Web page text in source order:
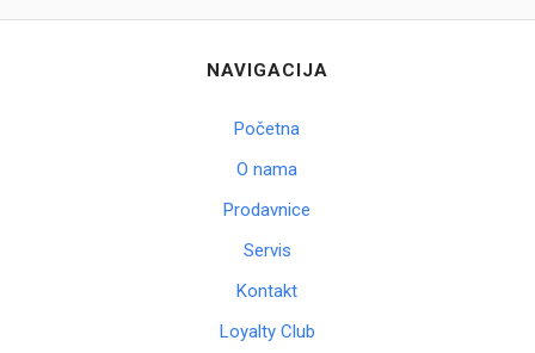
NAVIGACIJA
Početna
O nama
Prodavnice
Servis
Kontakt
Loyalty Club